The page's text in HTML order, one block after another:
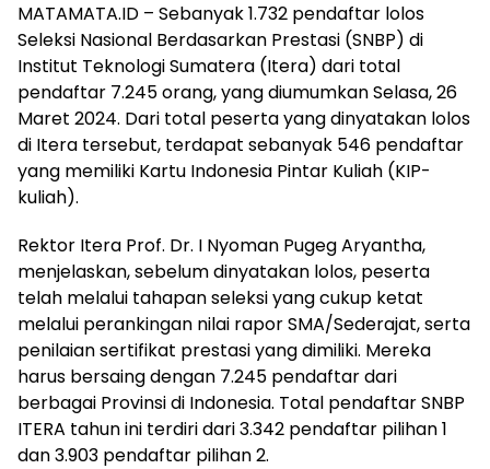
MATAMATA.ID – Sebanyak 1.732 pendaftar lolos
Seleksi Nasional Berdasarkan Prestasi (SNBP) di
Institut Teknologi Sumatera (Itera) dari total
pendaftar 7.245 orang, yang diumumkan Selasa, 26
Maret 2024. Dari total peserta yang dinyatakan lolos
di Itera tersebut, terdapat sebanyak 546 pendaftar
yang memiliki Kartu Indonesia Pintar Kuliah (KIP-
kuliah).
Rektor Itera Prof. Dr. I Nyoman Pugeg Aryantha,
menjelaskan, sebelum dinyatakan lolos, peserta
telah melalui tahapan seleksi yang cukup ketat
melalui perankingan nilai rapor SMA/Sederajat, serta
penilaian sertifikat prestasi yang dimiliki. Mereka
harus bersaing dengan 7.245 pendaftar dari
berbagai Provinsi di Indonesia. Total pendaftar SNBP
ITERA tahun ini terdiri dari 3.342 pendaftar pilihan 1
dan 3.903 pendaftar pilihan 2.